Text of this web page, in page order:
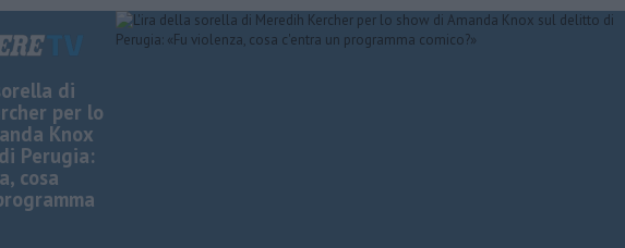
di
per lo
Knox
Perugia:
cosa